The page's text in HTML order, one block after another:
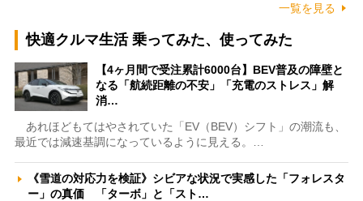
一覧を見る
快適クルマ生活 乗ってみた、使ってみた
【4ヶ月間で受注累計6000台】BEV普及の障壁と
なる「航続距離の不安」「充電のストレス」解
消…
あれほどもてはやされていた「EV（BEV）シフト」の潮流も、
最近では減速基調になっているように見える。…
《雪道の対応力を検証》シビアな状況で実感した「フォレスタ
ー」の真価 「ターボ」と「スト…